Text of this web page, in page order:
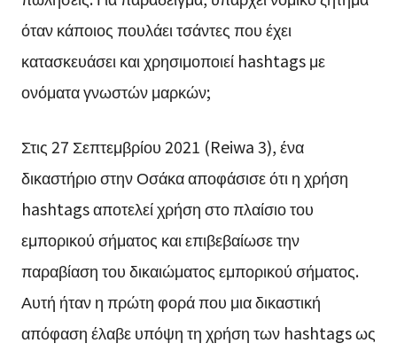
όταν κάποιος πουλάει τσάντες που έχει
κατασκευάσει και χρησιμοποιεί hashtags με
ονόματα γνωστών μαρκών;
Στις 27 Σεπτεμβρίου 2021 (Reiwa 3), ένα
δικαστήριο στην Οσάκα αποφάσισε ότι η χρήση
hashtags αποτελεί χρήση στο πλαίσιο του
εμπορικού σήματος και επιβεβαίωσε την
παραβίαση του δικαιώματος εμπορικού σήματος.
Αυτή ήταν η πρώτη φορά που μια δικαστική
απόφαση έλαβε υπόψη τη χρήση των hashtags ως